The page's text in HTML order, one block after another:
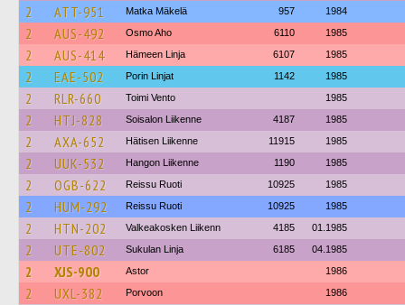
2 ATT-951 Matka Mäkelä 957 1984
2 AUS-492 Osmo Aho 6110 1985
2 AUS-414 Hämeen Linja 6107 1985
2 EAE-502 Porin Linjat 1142 1985
2 RLR-660 Toimi Vento 1985
2 HTJ-828 Soisalon Liikenne 4187 1985
2 AXA-652 Hätisen Liikenne 11915 1985
2 UUK-532 Hangon Liikenne 1190 1985
2 OGB-622 Reissu Ruoti 10925 1985
2 HUM-292 Reissu Ruoti 10925 1985
2 HTN-202 Valkeakosken Liikenn 4185 01.1985
2 UTE-802 Sukulan Linja 6185 04.1985
2 XJS-900 Astor 1986
2 UXL-382 Porvoon 1986